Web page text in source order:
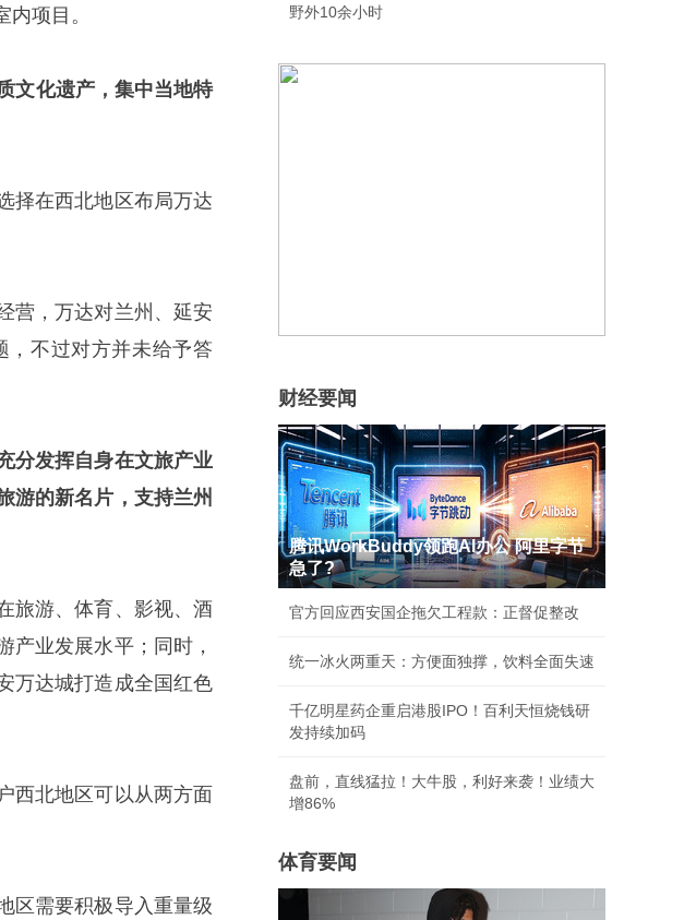
项目。
文化遗产，集中当地特
择在西北地区布局万达
营，万达对兰州、延安
，不过对方并未给予答
分发挥自身在文旅产业
游的新名片，支持兰州
旅游、体育、影视、酒
产业发展水平；同时，
万达城打造成全国红色
西北地区可以从两方面
区需要积极导入重量级
野外10余小时
财经要闻
腾讯WorkBuddy领跑AI办公 阿里字节
急了?
官方回应西安国企拖欠工程款：正督促整改
统一冰火两重天：方便面独撑，饮料全面失速
千亿明星药企重启港股IPO！百利天恒烧钱研
发持续加码
盘前，直线猛拉！大牛股，利好来袭！业绩大
增86%
体育要闻